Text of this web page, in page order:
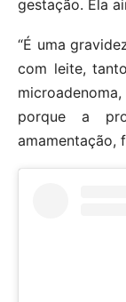
gestação. Ela
“É uma
com leite,
porque a
amamentação,